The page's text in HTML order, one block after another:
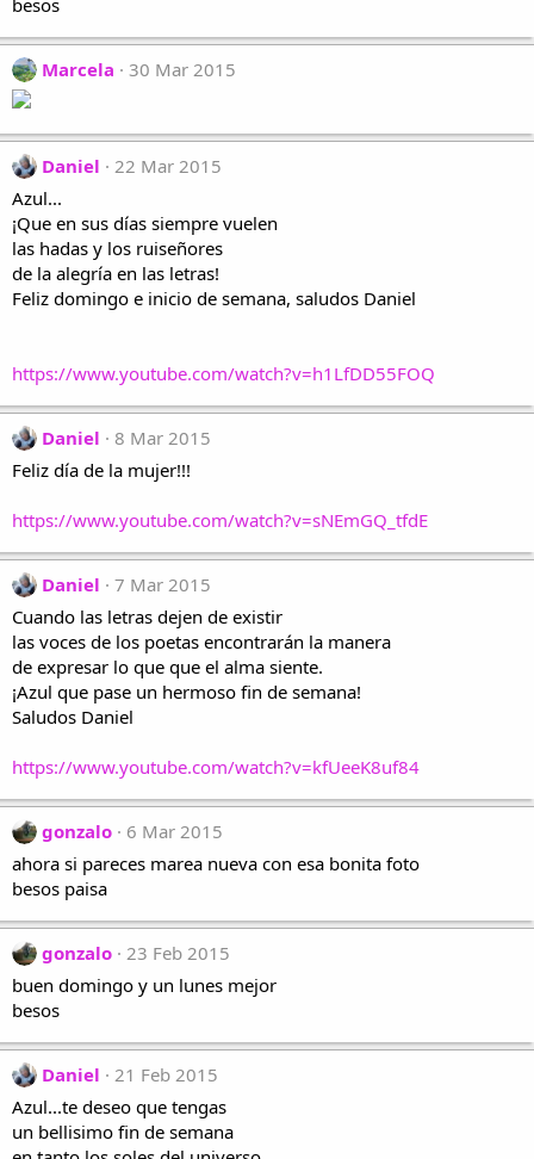
besos
Marcela 30 Mar 2015
Daniel
22 Mar 2015
Azul...
¡Que en sus días siempre vuelen
las hadas y los ruiseñores
de la alegría en las letras!
Feliz domingo e inicio de semana, saludos Daniel
https://www.youtube.com/watch?v=h1LfDD55FOQ
Daniel
8 Mar 2015
Feliz día de la mujer!!!
https://www.youtube.com/watch?v=sNEmGQ_tfdE
Daniel
7 Mar 2015
Cuando las letras dejen de existir
las voces de los poetas encontrarán la manera
de expresar lo que que el alma siente.
¡Azul que pase un hermoso fin de semana!
Saludos Daniel
https://www.youtube.com/watch?v=kfUeeK8uf84
gonzalo
6 Mar 2015
ahora si pareces marea nueva con esa bonita foto
besos paisa
gonzalo 23 Feb 2015
buen domingo y un lunes mejor
besos
Daniel
21 Feb 2015
Azul...te deseo que tengas
un bellisimo fin de semana